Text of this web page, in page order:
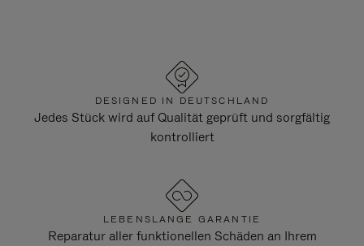
DESIGNED IN DEUTSCHLAND
Jedes Stück wird auf Qualität geprüft und sorgfältig
kontrolliert
LEBENSLANGE GARANTIE
Reparatur aller funktionellen Schäden an Ihrem